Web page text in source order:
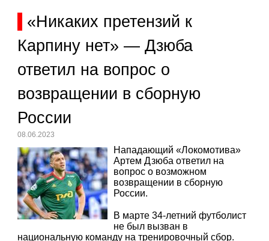
«Никаких претензий к
Карпину нет» — Дзюба
ответил на вопрос о
возвращении в сборную
России
08.06.2023
Нападающий «Локомотива»
Артем Дзюба ответил на
вопрос о возможном
возвращении в сборную
России.
В марте 34-летний футболист
не был вызван в
национальную команду на тренировочный сбор.